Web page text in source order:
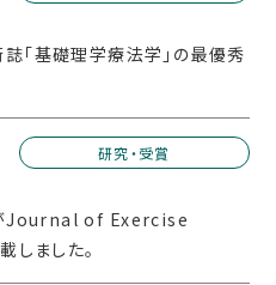
「基礎理学療法学」の最優秀
研究・受賞
Journal of Exercise
ました。